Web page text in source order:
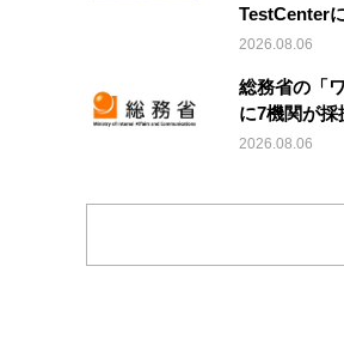
TestCenter
2026.08.06
総務省の「
に7機関が採
2026.08.06